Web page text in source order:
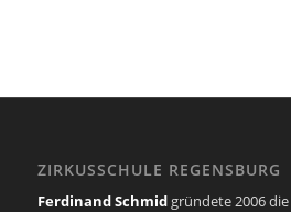
ZIRKUSSCHULE REGENSBURG
Ferdinand Schmidgründete 2006 die